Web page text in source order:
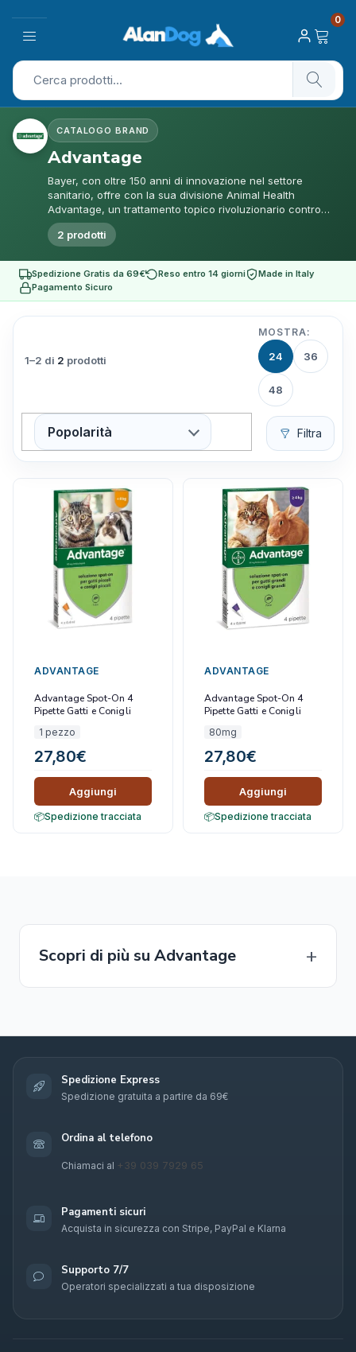
0
CATALOGO BRAND
Advantage
Bayer, con oltre 150 anni di innovazione nel settore
sanitario, offre con la sua divisione Animal Health
Advantage, un trattamento topico rivoluzionario contro
pulci e...
2 prodotti
Spedizione Gratis da 69€ Reso entro 14 giorni
Made in Italy
Pagamento Sicuro
Filtra
Popolarità
1–2 di 2 prodotti
MOSTRA:
24 36
48
ADVANTAGE
Advantage Spot-On 4
Pipette Gatti e Conigli
1 pezzo
27,80€
Aggiungi
Spedizione tracciata
ADVANTAGE
Advantage Spot-On 4
Pipette Gatti e Conigli
80mg
27,80€
Aggiungi
Spedizione tracciata
Scopri di più su Advantage
Spedizione Express
Spedizione gratuita a partire da 69€
Ordina al telefono
Chiamaci al +39 039 7929 65
Pagamenti sicuri
Acquista in sicurezza con Stripe, PayPal e Klarna
Supporto 7/7
Operatori specializzati a tua disposizione